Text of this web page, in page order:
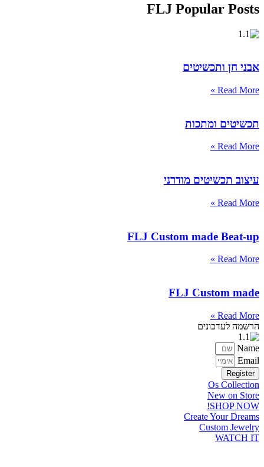
FLJ Popular Posts
אבני חן ותכשיטים
Read More »
תכשיטים ומתכות
Read More »
עיצוב תכשיטים מודרני
Read More »
FLJ Custom made Beat-up
Read More »
FLJ Custom made
Read More »
הרשמה לעדכונים
Name
Email
Register
Os Collection
New on Store
SHOP NOW!
Create Your Dreams
Custom Jewelry
WATCH IT